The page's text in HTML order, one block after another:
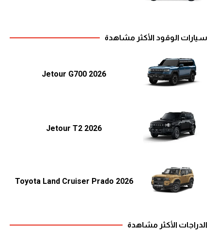
سيارات الوقود الأكثر مشاهدة
Jetour G700 2026
Jetour T2 2026
Toyota Land Cruiser Prado 2026
الدراجات الأكثر مشاهدة